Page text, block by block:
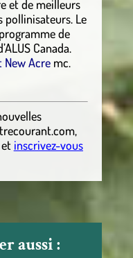
et de meilleurs
pollinisateurs. Le
de
Canada.
New Acre mc.
,
et inscrivez-vous
aussi :